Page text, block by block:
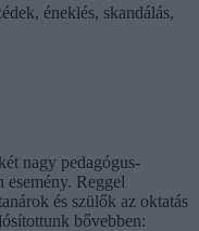
éneklés, skandálás,
nagy pedagógus-
esemény. Reggel
és szülők az oktatás
bővebben: